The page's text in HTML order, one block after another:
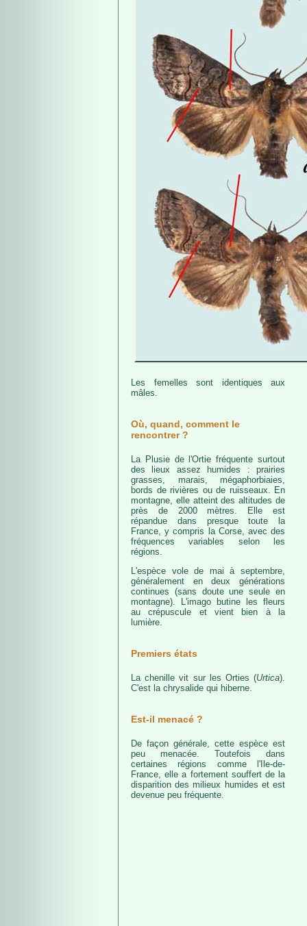
Les femelles sont identiques aux
mâles.
Où, quand, comment le
rencontrer ?
La Plusie de l'Ortie fréquente surtout
des lieux assez humides : prairies
grasses, marais, mégaphorbiaies,
bords de rivières ou de ruisseaux. En
montagne, elle atteint des altitudes de
près de 2000 mètres. Elle est
répandue dans presque toute la
France, y compris la Corse, avec des
fréquences variables selon les
régions.
L'espèce vole de mai à septembre,
généralement en deux générations
continues (sans doute une seule en
montagne). L'imago butine les fleurs
au crépuscule et vient bien à la
lumière.
Premiers états
La chenille vit sur les Orties (Urtica).
C'est la chrysalide qui hiberne.
Est-il menacé ?
De façon générale, cette espèce est
peu menacée. Toutefois dans
certaines régions comme l'Ile-de-
France, elle a fortement souffert de la
disparition des milieux humides et est
devenue peu fréquente.